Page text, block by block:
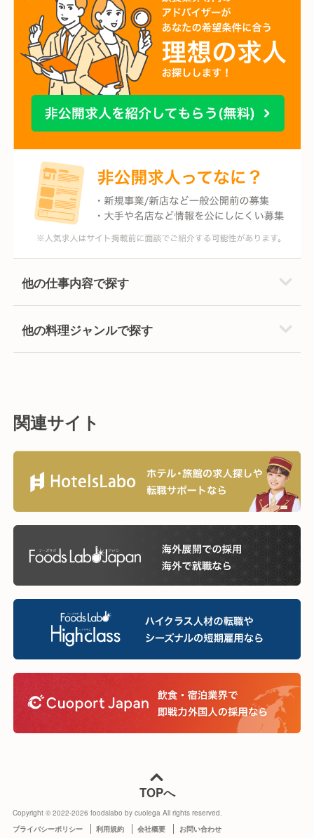
他の仕事内容で探す
他の料理ジャンルで探す
関連サイト
TOPへ
Copyright © 2022-2026 foodslabo by cuolega All rights reserved.
プライバシーポリシー
利用規約 会社概要 お問い合わせ